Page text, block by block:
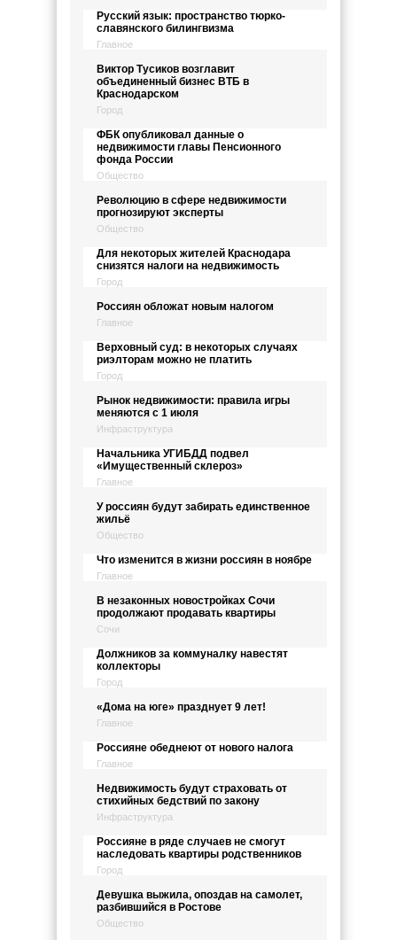
Русский язык: пространство тюрко-
славянского билингвизма
Главное
Виктор Тусиков возглавит
объединенный бизнес ВТБ в
Краснодарском
Город
ФБК опубликовал данные о
недвижимости главы Пенсионного
фонда России
Общество
Революцию в сфере недвижимости
прогнозируют эксперты
Общество
Для некоторых жителей Краснодара
снизятся налоги на недвижимость
Город
Россиян обложат новым налогом
Главное
Верховный суд: в некоторых случаях
риэлторам можно не платить
Город
Рынок недвижимости: правила игры
меняются с 1 июля
Инфраструктура
Начальника УГИБДД подвел
«Имущественный склероз»
Главное
У россиян будут забирать единственное
жильё
Общество
Что изменится в жизни россиян в ноябре
Главное
В незаконных новостройках Сочи
продолжают продавать квартиры
Сочи
Должников за коммуналку навестят
коллекторы
Город
«Дома на юге» празднует 9 лет!
Главное
Россияне обеднеют от нового налога
Главное
Недвижимость будут страховать от
стихийных бедствий по закону
Инфраструктура
Россияне в ряде случаев не смогут
наследовать квартиры родственников
Город
Девушка выжила, опоздав на самолет,
разбившийся в Ростове
Общество